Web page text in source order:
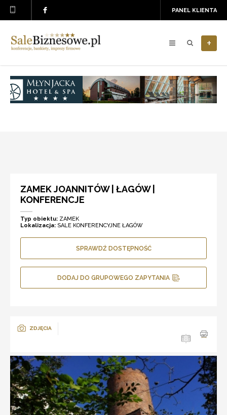
PANEL KLIENTA
+
ZAMEK JOANNITÓW | ŁAGÓW |
KONFERENCJE
Typ obiektu: ZAMEK
Lokalizacja: SALE KONFERENCYJNE ŁAGÓW
SPRAWDŹ DOSTĘPNOŚĆ
DODAJ DO GRUPOWEGO ZAPYTANIA
ZDJĘCIA